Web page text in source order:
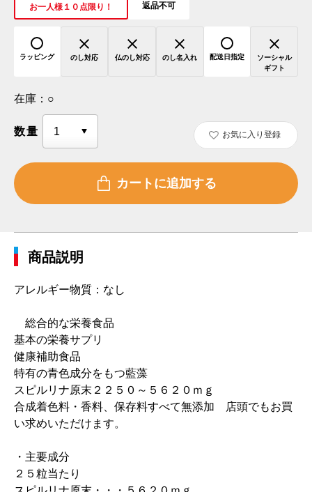
お一人様１０点限り！ 返品不可
ラッピング のし対応 仏のし対応 のし名入れ 配送日指定
ソーシャル
ギフト
在庫： ○
数量 お気に入り登録
商品説明
アレルギー物質：なし
総合的な栄養食品
基本の栄養サプリ
健康補助食品
特有の青色成分をもつ藍藻
スピルリナ原末２２５０～５６２０ｍｇ
合成着色料・香料、保存料すべて無添加 店頭でもお買
い求めいただけます。
・主要成分
２５粒当たり